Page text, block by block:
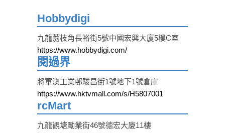
Hobbydigi
九龍荔枝角長裕街5號中國宏興大廈5樓C室
https://www.hobbydigi.com/
閱過界
將軍澳工業邨駿昌街1號地下1號倉庫
https://www.hktvmall.com/s/H5807001
rcMart
九龍觀塘勵業街46號德宏大廈11樓